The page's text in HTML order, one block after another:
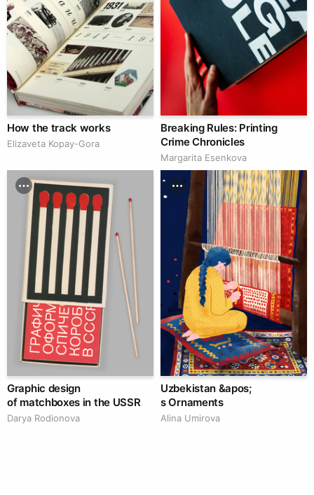
How the track works
Elizaveta Kopay-Gora
Breaking Rules: Printing
Crime Chronicles
Margarita Esenkova
Graphic design
of matchboxes in the USSR
Darya Rodionova
Uzbekistan &apos;
s Ornaments
Alina Umirova